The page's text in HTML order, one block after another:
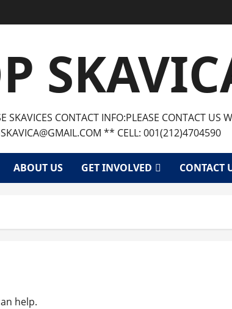
CONTACT INFO:PLEASE CONTACT
** CELL: 001(212)4704590
ABOUT US GET INVOLVED CONTACT
help.